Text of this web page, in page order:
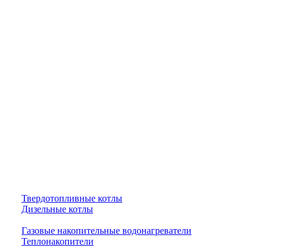
Твердотопливные котлы
Дизельные котлы
Газовые накопительные водонагреватели
Теплонакопители